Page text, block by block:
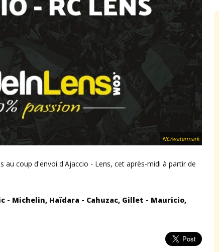
NC/watermark
au coup d'envoi d'Ajaccio - Lens, cet après-midi à partir de
- Michelin, Haïdara - Cahuzac, Gillet - Mauricio,